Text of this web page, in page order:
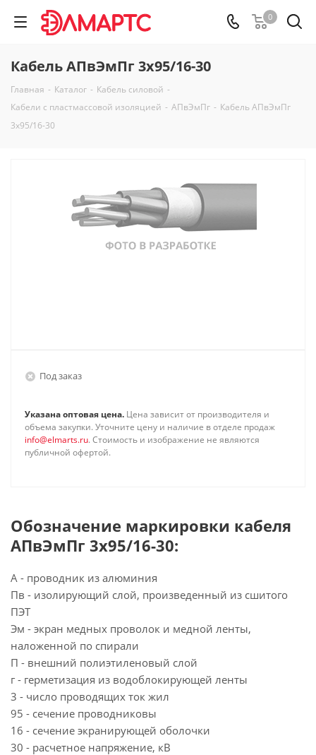
0
Кабель АПвЭмПг 3х95/16-30
Главная - Каталог - Кабель силовой -
Кабели с пластмассовой изоляцией - АПвЭмПг - Кабель АПвЭмПг
3х95/16-30
Под заказ
Указана оптовая цена. Цена зависит от производителя и
объема закупки. Уточните цену и наличие в отделе продаж
info@elmarts.ru. Стоимость и изображение не являются
публичной офертой.
Обозначение маркировки кабеля
АПвЭмПг 3х95/16-30:
А - проводник из алюминия
Пв - изолирующий слой, произведенный из сшитого
ПЭТ
Эм - экран медных проволок и медной ленты,
наложенной по спирали
П - внешний полиэтиленовый слой
г - герметизация из водоблокирующей ленты
3 - число проводящих ток жил
95 - сечение проводниковы
16 - сечение экранирующей оболочки
30 - расчетное напряжение, кВ